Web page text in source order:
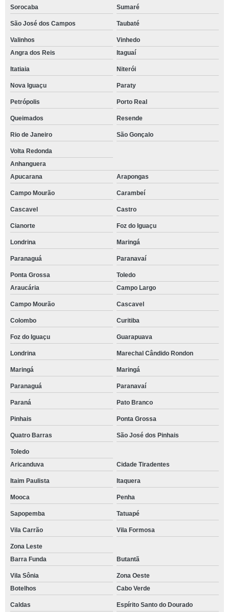
Sorocaba Sumaré
São José dos Campos Taubaté
Valinhos
Vinhedo
Angra dos Reis
Itaguaí
Itatiaia Niterói
Nova Iguaçu Paraty
Petrópolis Porto Real
Queimados Resende
Rio de Janeiro São Gonçalo
Volta Redonda
Anhanguera
Apucarana
Arapongas
Campo Mourão Carambeí
Cascavel Castro
Cianorte Foz do Iguaçu
Londrina Maringá
Paranaguá Paranavaí
Ponta Grossa
Toledo
Araucária
Campo Largo
Campo Mourão Cascavel
Colombo Curitiba
Foz do Iguaçu Guarapuava
Londrina Marechal Cândido Rondon
Maringá Maringá
Paranaguá Paranavaí
Paraná Pato Branco
Pinhais Ponta Grossa
Quatro Barras São José dos Pinhais
Toledo
Aricanduva
Cidade Tiradentes
Itaim Paulista Itaquera
Mooca Penha
Sapopemba Tatuapé
Vila Carrão Vila Formosa
Zona Leste
Barra Funda
Butantã
Vila Sônia
Zona Oeste
Botelhos
Cabo Verde
Caldas Espírito Santo do Dourado